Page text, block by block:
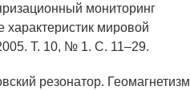
мониторинг
характеристик мировой
Т. 10, № 1. С. 11–29.
pезонатоp. Геомагнетизм